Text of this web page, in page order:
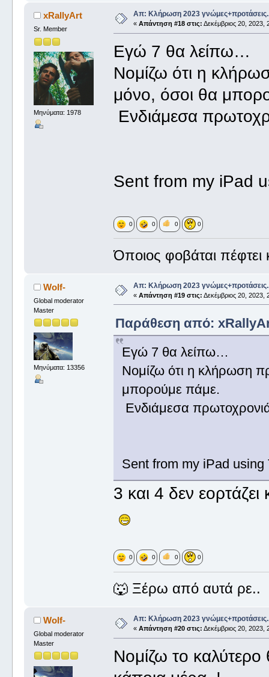
xRallyArt
Sr. Member
Μηνύματα: 1978
Απ: Κλήρωση 2023
« Απάντηση #18 στις: Δεκέμβριος 20, 2023,
Εγώ 7 θα λείπω…
Νομίζω ότι η
μόνο, όσοι θα
Ενδιάμεσα
Sent from my iPad
0 0 0 0
Όποιος φοβάται πέφτει
Wolf-
Global moderator
Master
Μηνύματα: 13356
Απ: Κλήρωση 2023
« Απάντηση #19 στις: Δεκέμβριος 20, 2023,
Παράθεση από:
Εγώ 7 θα λείπω…
Νομίζω ότι η κλήρωση
μπορούμε πάμε.
Ενδιάμεσα
Sent from my iPad using
3 και 4 δεν εορτάζει
0 0 0 0
🐺 Ξέρω από αυτά ρε..
Wolf-
Global moderator
Master
Απ: Κλήρωση 2023
« Απάντηση #20 στις: Δεκέμβριος 20, 2023,
Νομίζω το καλύτερο